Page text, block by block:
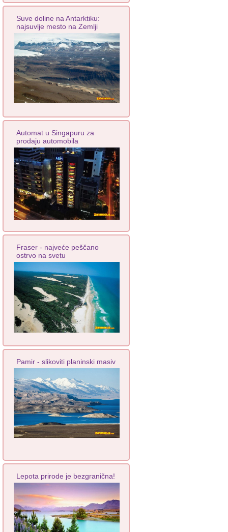
Suve doline na Antarktiku:
najsuvlje mesto na Zemlji
Automat u Singapuru za
prodaju automobila
Fraser - najveće peščano
ostrvo na svetu
Pamir - slikoviti planinski masiv
Lepota prirode je bezgranična!